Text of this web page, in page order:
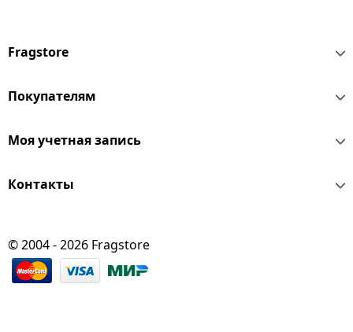
Fragstore
Покупателям
Моя учетная запись
Контакты
© 2004 - 2026 Fragstore